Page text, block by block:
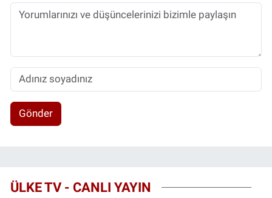
Gönder
ÜLKE TV - CANLI YAYIN